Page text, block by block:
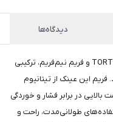
دیدگاه‌ها
عینک طبی Modo مدل 4060 با طراحی کلاسیک TORT و فریم نیم‌فریم، ترکیبی
این عینک از تیتانیوم
در برابر فشار و خوردگی
طولانی‌مدت، راحت و